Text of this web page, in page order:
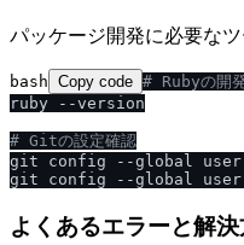
パッケージ開発に必要な
bash Copy code # Rubyの開
ruby --version
# Gitの設定確認
git config --global
git config --global
よくあるエラーと解